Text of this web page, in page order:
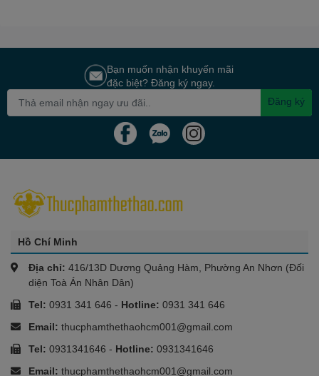
Bạn muốn nhận khuyến mãi
đặc biệt? Đăng ký ngay.
Đăng ký
Hồ Chí Minh
Địa chỉ: 416/13D Dương Quảng Hàm, Phường An Nhơn (Đối
diện Toà Án Nhân Dân)
Tel: 0931 341 646 - Hotline: 0931 341 646
Email: thucphamthethaohcm001@gmail.com
Tel: 0931341646 - Hotline: 0931341646
Email: thucphamthethaohcm001@gmail.com